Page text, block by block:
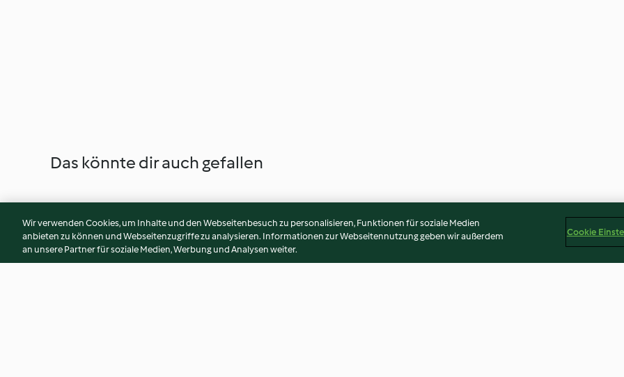
Das könnte dir auch gefallen
Wir verwenden Cookies, um Inhalte und den Webseitenbesuch zu personalisieren, Funktionen für soziale Medien
anbieten zu können und Webseitenzugriffe zu analysieren. Informationen zur Webseitennutzung geben wir außerdem
an unsere Partner für soziale Medien, Werbung und Analysen weiter.
Cookie